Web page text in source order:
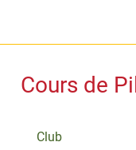
Cours de
Club